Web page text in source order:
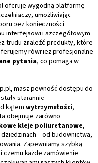
oferuje wygodną platformę
umożliwiając
bez konieczności
interfejsowi i szczegółowym
trudu znaleźć produkty, które
również profesjonalne
pytania, co pomaga w
masz pewność dostępu do
starannie
kątem wytrzymałości,
obejmuje zarówno
kleje poliuretanowe,
– od budownictwa,
Zapewniamy szybką
czemu każde zamówienie